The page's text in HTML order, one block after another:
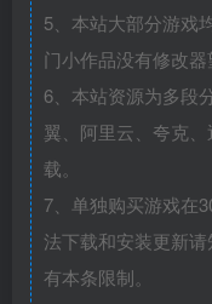
5、本站大部分游戏
门小作品没有修改器
6、本站资源为多段
翼、阿里云、夸克
载。
7、单独购买游戏在
法下载和安装更新
有本条限制。